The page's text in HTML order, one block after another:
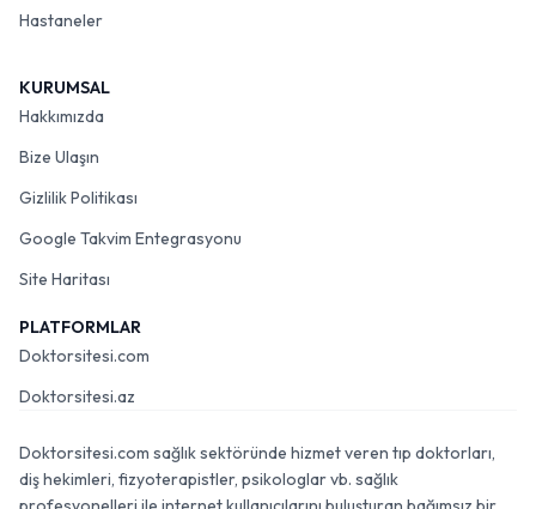
Hastaneler
KURUMSAL
Hakkımızda
Bize Ulaşın
Gizlilik Politikası
Google Takvim Entegrasyonu
Site Haritası
PLATFORMLAR
Doktorsitesi.com
Doktorsitesi.az
Doktorsitesi.com sağlık sektöründe hizmet veren tıp doktorları,
diş hekimleri, fizyoterapistler, psikologlar vb. sağlık